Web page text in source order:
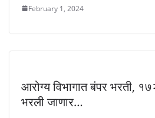
February 1, 2024
आरोग्य विभागात बंपर भरती,
भरली जाणार…